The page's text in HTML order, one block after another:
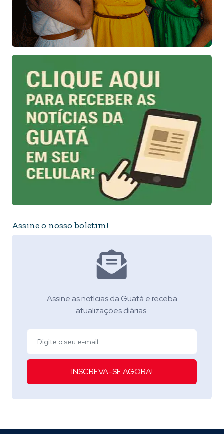
Assine o nosso boletim!
Assine as notícias da Guatá e receba
atualizações diárias.
INSCREVA-SE AGORA!